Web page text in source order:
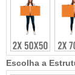
Escolha a